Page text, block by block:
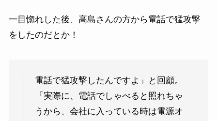
一目惚れした後、高島さんの方から電話で猛攻撃
をしたのだとか！
電話で猛攻撃したんですよ」と回顧。
「実際に、電話でしゃべると照れちゃ
うから、会社に入っている時は電源オ